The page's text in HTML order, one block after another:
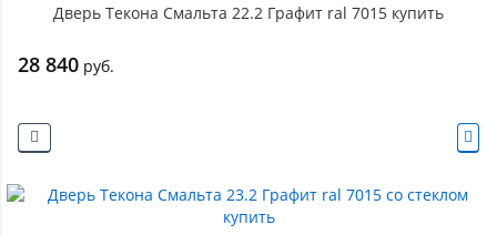
Дверь Текона Смальта 22.2 Графит ral 7015 купить
28 840 руб.